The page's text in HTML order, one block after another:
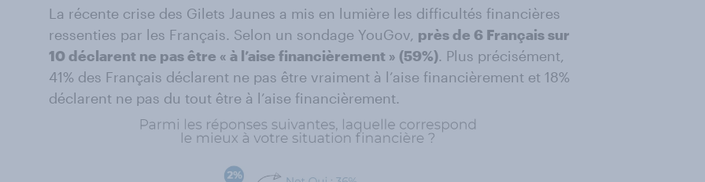
La récente crise des Gilets Jaunes a mis en lumière les difficultés financières
ressenties par les Français. Selon un sondage YouGov, près de 6 Français sur
10 déclarent ne pas être « à l’aise financièrement » (59%). Plus précisément,
41% des Français déclarent ne pas être vraiment à l’aise financièrement et 18%
déclarent ne pas du tout être à l’aise financièrement.